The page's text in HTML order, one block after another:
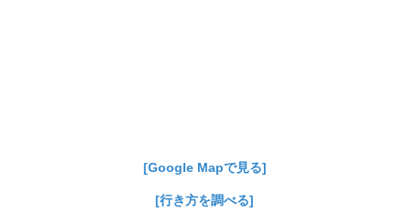
[Google Mapで見る]
[行き方を調べる]